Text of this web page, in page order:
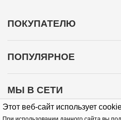
Этот веб-сайт использует
ПОКУПАТЕЛЮ
ПОПУЛЯРНОЕ
МЫ В СЕТИ